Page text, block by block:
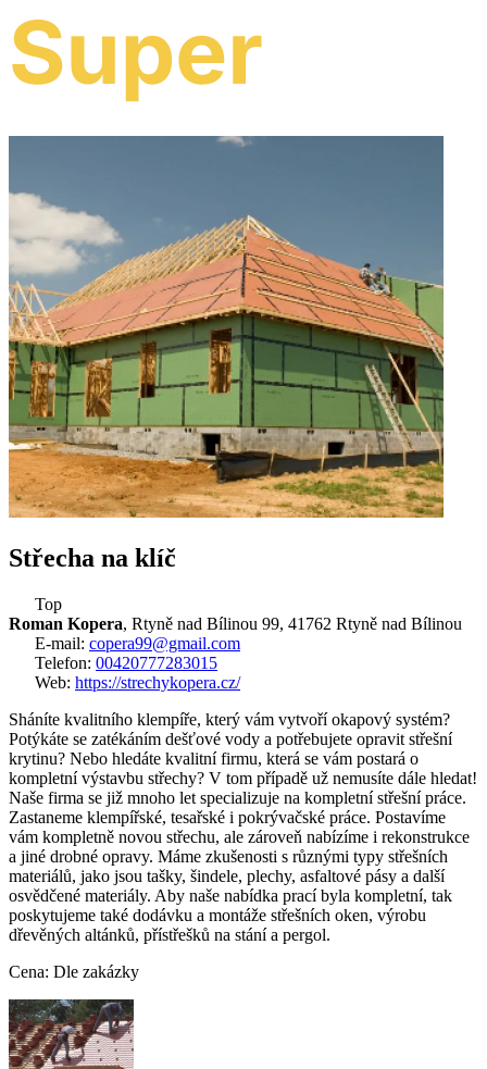
Střecha na klíč
Top
Roman Kopera, Rtyně nad Bílinou 99, 41762 Rtyně nad Bílinou
E-mail: copera99@gmail.com
Telefon: 00420777283015
Web: https://strechykopera.cz/
Sháníte kvalitního klempíře, který vám vytvoří okapový systém?
Potýkáte se zatékáním dešťové vody a potřebujete opravit střešní
krytinu? Nebo hledáte kvalitní firmu, která se vám postará o
kompletní výstavbu střechy? V tom případě už nemusíte dále hledat!
Naše firma se již mnoho let specializuje na kompletní střešní práce.
Zastaneme klempířské, tesařské i pokrývačské práce. Postavíme
vám kompletně novou střechu, ale zároveň nabízíme i rekonstrukce
a jiné drobné opravy. Máme zkušenosti s různými typy střešních
materiálů, jako jsou tašky, šindele, plechy, asfaltové pásy a další
osvědčené materiály. Aby naše nabídka prací byla kompletní, tak
poskytujeme také dodávku a montáže střešních oken, výrobu
dřevěných altánků, přístřešků na stání a pergol.
Cena: Dle zakázky